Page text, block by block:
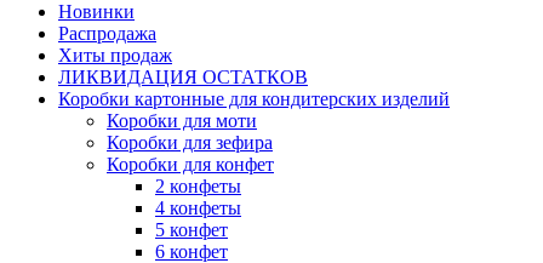
Новинки
Распродажа
Хиты продаж
ЛИКВИДАЦИЯ ОСТАТКОВ
Коробки картонные для кондитерских изделий
Коробки для моти
Коробки для зефира
Коробки для конфет
2 конфеты
4 конфеты
5 конфет
6 конфет